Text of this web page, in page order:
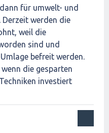
für umwelt- und
werden die
weil die
sind und
befreit werden.
die gesparten
investiert